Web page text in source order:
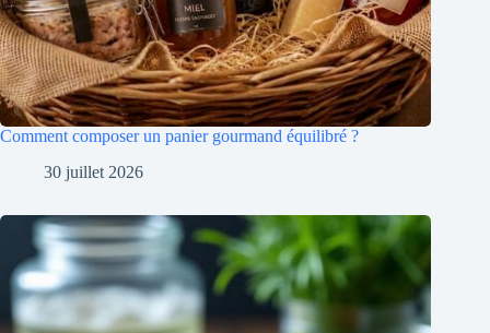
Comment composer un panier gourmand équilibré ?
30 juillet 2026